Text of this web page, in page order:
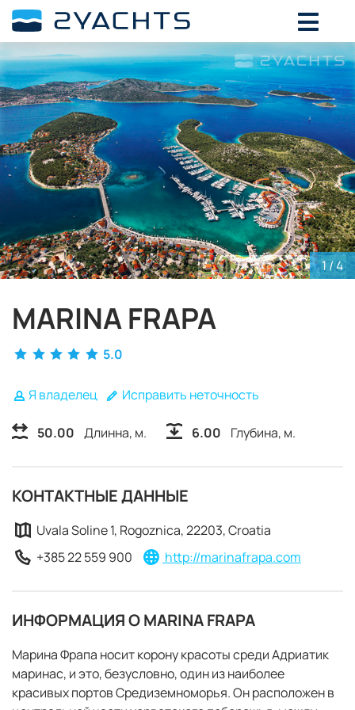
1/ 4
MARINA FRAPA
5.0
Я владелец Исправить неточность
50.00 Длинна, м. 6.00 Глубина, м.
КОНТАКТНЫЕ ДАННЫЕ
Uvala Soline 1, Rogoznica, 22203, Croatia
+385 22 559 900
http://marinafrapa.com
ИНФОРМАЦИЯ О MARINA FRAPA
Марина Фрапа носит корону красоты среди Адриатик
маринас, и это, безусловно, один из наиболее
красивых портов Средиземноморья. Он расположен в
ВЫБЕРИТЕ ДАТЫ ДЛЯ ОПРЕДЕЛЕНИЯ
СТОИМОСТИ
Август, 2026
ПН ВТ ЧТ ПТ ВС
27 28 29 30 31 1
2
3
4 5 6 7 8
9
10
11 12 13 14 15
16
19 20 21 22
23
24
25 26 27 28 29
30
31
1 2 3 4 5 6
ЗАБРОНИРОВАТЬ